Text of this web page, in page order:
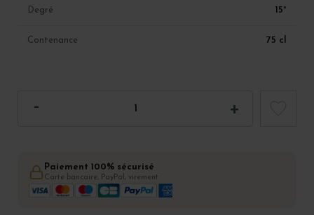
Degré 15°
Contenance 75 cl
Paiement 100% sécurisé
Carte bancaire, PayPal, virement